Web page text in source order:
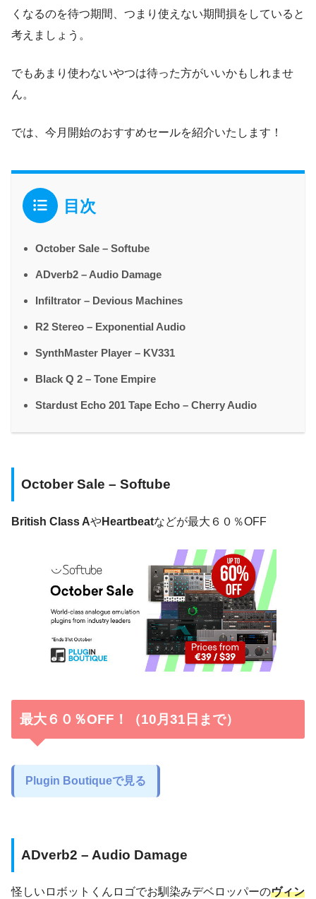
くなるのを待つ期間、つまり使えない期間損をしていると
考えましょう。
でもあまり使わないやつは待った方がいいかもしれませ
ん。
では、今月開始のおすすめセールを紹介いたします！
目次
October Sale – Softube
ADverb2 – Audio Damage
Infiltrator – Devious Machines
R2 Stereo – Exponential Audio
SynthMaster Player – KV331
Black Q 2 – Tone Empire
Stardust Echo 201 Tape Echo – Cherry Audio
October Sale – Softube
British Class AやHeartbeatなどが最大６０％OFF
最大６０％OFF！（10月31日まで）
Plugin Boutiqueで見る
ADverb2 – Audio Damage
怪しいロボットくんロゴでお馴染みデベロッパーのヴィン